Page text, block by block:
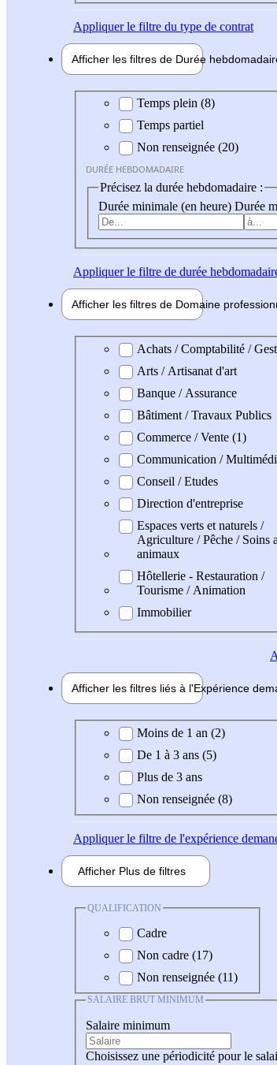
Appliquerle filtre du type de contrat
Afficher les filtres de Durée hebdo
Durée hebdomadaire
Temps plein (8)
Temps partiel
Non renseignée (20)
DURÉE HEBDOMADAIRE
Précisez la durée hebdomadaire :
Durée minimale (en heure) Durée
Appliquerle filtre de durée
Afficher les filtres de Domaine pro
Domaine professionel
Achats / Comptabilité /
Arts / Artisanat d'art
Banque / Assurance
Bâtiment / Travaux Publics
Commerce / Vente (1)
Communication /
Conseil / Etudes
Direction d'entreprise
Espaces verts et naturels /
Agriculture / Pêche / Soins
animaux
Hôtellerie - Restauration /
Tourisme / Animation
Immobilier
Afficher les filtres liés à l'Expérience
Expérience demandée
Moins de 1 an (2)
De 1 à 3 ans (5)
Plus de 3 ans
Non renseignée (8)
Appliquerle filtre de l'expérience
Afficher Plus de filtres
QUALIFICATION
Cadre
Non cadre (17)
Non renseignée (11)
SALAIRE BRUT MINIMUM
Salaire minimum
Choisissez une périodicité pour le